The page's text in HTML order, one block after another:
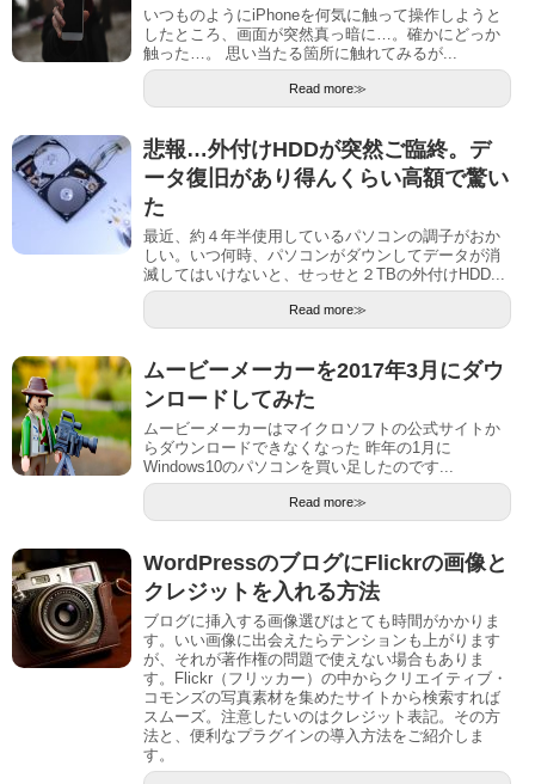
いつものようにiPhoneを何気に触って操作しようと
したところ、画面が突然真っ暗に…。確かにどっか
触った…。 思い当たる箇所に触れてみるが...
Read more≫
悲報…外付けHDDが突然ご臨終。デ
ータ復旧があり得んくらい高額で驚い
た
最近、約４年半使用しているパソコンの調子がおか
しい。いつ何時、パソコンがダウンしてデータが消
滅してはいけないと、せっせと２TBの外付けHDD...
Read more≫
ムービーメーカーを2017年3月にダウ
ンロードしてみた
ムービーメーカーはマイクロソフトの公式サイトか
らダウンロードできなくなった 昨年の1月に
Windows10のパソコンを買い足したのです...
Read more≫
WordPressのブログにFlickrの画像と
クレジットを入れる方法
ブログに挿入する画像選びはとても時間がかかりま
す。いい画像に出会えたらテンションも上がります
が、それが著作権の問題で使えない場合もありま
す。Flickr（フリッカー）の中からクリエイティブ・
コモンズの写真素材を集めたサイトから検索すれば
スムーズ。注意したいのはクレジット表記。その方
法と、便利なプラグインの導入方法をご紹介しま
す。